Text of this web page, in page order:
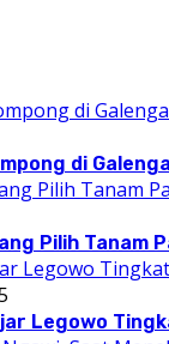
di
Pilih Tanam
Legowo